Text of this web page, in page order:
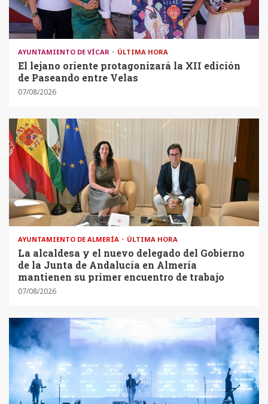
AYUNTAMIENTO DE VÍCAR ÚLTIMA HORA
El lejano oriente protagonizará la XII edición
de Paseando entre Velas
07/08/2026
AYUNTAMIENTO DE ALMERÍA ÚLTIMA HORA
La alcaldesa y el nuevo delegado del Gobierno
de la Junta de Andalucía en Almería
mantienen su primer encuentro de trabajo
07/08/2026